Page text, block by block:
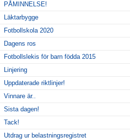
PÅMINNELSE!
Läktarbygge
Fotbollskola 2020
Dagens ros
Fotbollslekis för barn födda 2015
Linjering
Uppdaterade riktlinjer!
Vinnare är..
Sista dagen!
Tack!
Utdrag ur belastningsregistret